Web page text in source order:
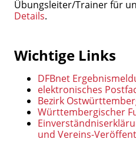
Übungsleiter/Trainer für
Details.
Wichtige Links
DFBnet
elektronisches
Bezirk
Württembergischer
und Vereins-